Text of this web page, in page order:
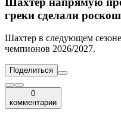
греки сделали
Шахтер в следующем
чемпионов 2026/2027.
Поделиться
0
комментарии